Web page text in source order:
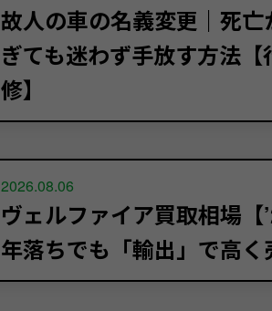
故人の車の名義変更｜死
ぎても迷わず手放す方法【
修】
2026.08.06
ヴェルファイア買取相場【
年落ちでも「輸出」で高く